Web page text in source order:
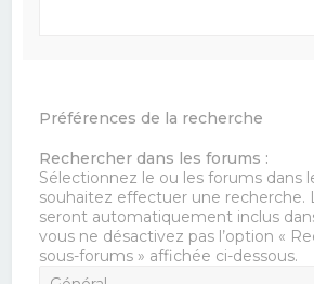
Préférences de la recherche
Rechercher dans les forums :
Sélectionnez le ou les forums dans
souhaitez effectuer une recherche.
seront automatiquement inclus
vous ne désactivez pas l’option «
sous-forums » affichée ci-dessous.